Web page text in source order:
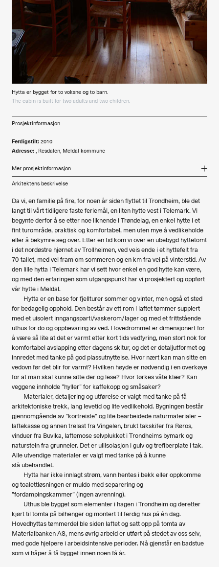
Hytta er bygget for to voksne og to barn.
The cabin is built for two adults and two children.
Prosjektinformasjon
Ferdigstilt: 2010
Adresse: , Resdalen, Meldal kommune
Arkitekt: AnneLise Bjerkan
Utførelse:Materialbanken AS (laftekasse), Snekker’n Buvika (vinduer), Olaf
Hansen AS (pipebeslag) og byggherre (øvrig utførelse)
4-5 soveplasser (2+1+1+1), 11.5 kvm (BRA) klimatisert hytte, totalt 26.0
kvm (BTA) inkl. 5.0 kvm frittstående bod
Kostnader:160 000 NOK (eks. mva og egeninnsats)
Fotokreditering: AnneLise Bjerkan og Bendik Manum
Miljøopplysninger
Beregnet energiforbruk:Meget lavt
Energikilder:Ved (oppvarming) og propan (kokeapparat)
Andre opplysninger:Fra tomtas store furutrær ser ut til å gi tilstrekkelig ved,
hvilket i så fall innebærer CO2-nøytal oppvarming ved hjelp av
solenergi/fotosyntese på tomta.
Mer prosjektinformasjon
Arkitektens beskrivelse
Da vi, en familie på fire, for noen år siden flyttet til Trondheim, ble det
langt til vårt tidligere faste feriemål, en liten hytte vest i Telemark. Vi
begynte derfor å se etter noe liknende i Trøndelag, en enkel hytte i et
fint turområde, praktisk og komfortabel, men uten mye å vedlikeholde
eller å bekymre seg over. Etter en tid kom vi over en ubebygd hyttetomt
i det nordøstre hjørnet av Trollheimen, ved veis ende i et hyttefelt fra
70-tallet, med vei fram om sommeren og en km fra vei på vinterstid. Av
den lille hytta i Telemark har vi sett hvor enkel en god hytte kan være,
og med den erfaringen som utgangspunkt har vi prosjektert og oppført
vår hytte i Meldal.
Hytta er en base for fjellturer sommer og vinter, men også et sted
for bedagelig opphold. Den består av ett rom i laftet tømmer supplert
med et uisolert inngangsparti/vaskerom/lager og med et frittstående
uthus for do og oppbevaring av ved. Hovedrommet er dimensjonert for
å være så lite at det er varmt etter kort tids vedfyring, men stort nok for
komfortabel avslapping etter dagens skitur, og det er detaljutformet og
innredet med tanke på god plassutnyttelse. Hvor nært kan man sitte en
vedovn før det blir for varmt? Hvilken høyde er nødvendig i en overkøye
for at man skal kunne sitte der og lese? Hvor tørkes våte klær? Kan
veggene innholde ”hyller” for kaffekopp og småsaker?
Materialer, detaljering og utførelse er valgt med tanke på få
arkitektoniske trekk, lang levetid og lite vedlikehold. Bygningen består
gjennomgående av ”kortreiste” og lite bearbeidede naturmaterialer –
laftekasse og annen trelast fra Vingelen, brukt takskifer fra Røros,
vinduer fra Buvika, laftemose selvplukket i Trondheims bymark og
naturstein fra grunneier. Det er ullisolasjon i gulv og trefiberplate i tak.
Alle utvendige materialer er valgt med tanke på å kunne
stå ubehandlet.
Hytta har ikke innlagt strøm, vann hentes i bekk eller oppkomme
og toalettløsningen er muldo med separering og
”fordampingskammer” (ingen avrenning).
Uthus ble bygget som elementer i hagen i Trondheim og deretter
kjørt til tomta på bilhenger og montert til ferdig hus på én dag.
Hovedhyttas tømmerdel ble siden laftet og satt opp på tomta av
Materialbanken AS, mens øvrig arbeid er utført på stedet av oss selv,
med gode hjelpere i arbeidsintensive perioder. Nå gjenstår en badstue
som vi håper å få bygget innen noen få år.